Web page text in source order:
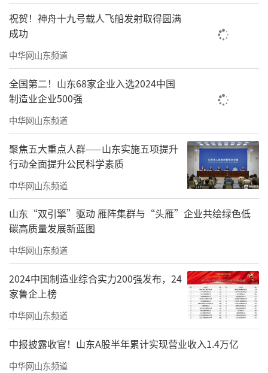
祝贺！神舟十九号载人飞船发射取得圆满
成功
中华网山东频道
全国第二！山东68家企业入选2024中国
制造业企业500强
中华网山东频道
聚焦五大重点人群——山东实施五项提升
行动全面提升公民科学素质
中华网山东频道
山东“双引擎”驱动 雁阵集群与“头雁”企业共绘绿色低
碳高质量发展新蓝图
中华网山东频道
2024中国制造业综合实力200强发布，24
家鲁企上榜
中华网山东频道
中报披露收官！山东A股半年累计实现营业收入1.4万亿
中华网山东频道